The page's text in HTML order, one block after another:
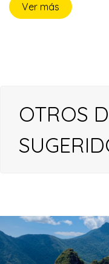
Ver más
OTROS